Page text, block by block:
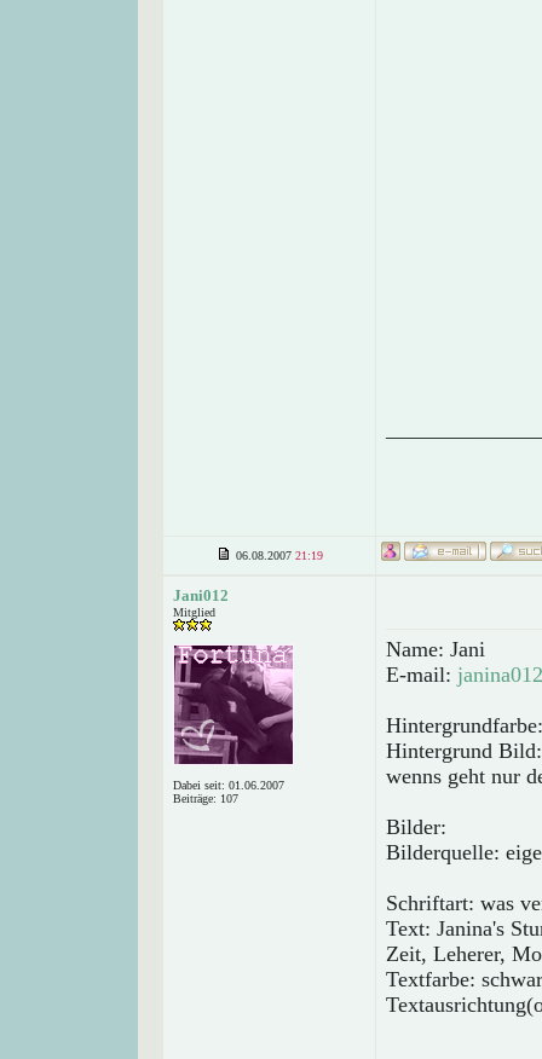
06.08.2007 21:19
Jani012
Mitglied
Dabei seit: 01.06.2007
Beiträge: 107
Name: Jani
E-mail:
Hintergrund
wenns geht nur
Bilder:
Bilderquelle:
Schriftart: was
Text: Janina's
Zeit, Leherer,
Textfarbe: